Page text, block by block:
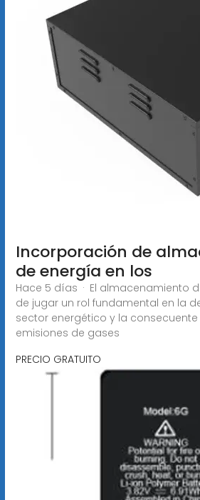
Incorporación de
de energía en los
Hace 5 días · El almacenamiento
de jugar un rol fundamental en la
sector energético y la
emisiones de gases
PRECIO GRATUITO